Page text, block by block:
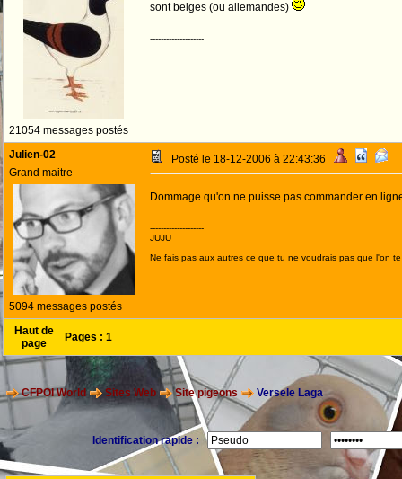
21054 messages postés
sont belges (ou allemandes)
--------------------
Julien-02
Grand maitre
5094 messages postés
Posté le 18-12-2006 à 22:43:36
Dommage qu'on ne puisse pas commander en
--------------------
JUJU
Ne fais pas aux autres ce que tu ne voudrais pas que l'on
Haut de
page
Pages : 1
CFPOI World Sites Web Site pigeons Versele Laga
Identification rapide :